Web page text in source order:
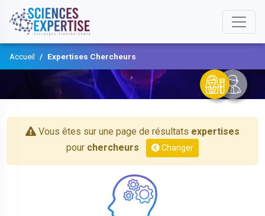
Accueil Expertises Chercheurs
Vous êtes sur une page de résultats expertises
pour chercheurs Changer